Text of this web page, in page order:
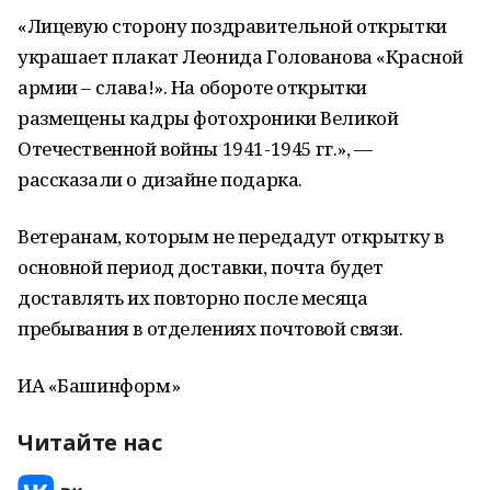
«Лицевую сторону поздравительной открытки
украшает плакат Леонида Голованова «Красной
армии – слава!». На обороте открытки
размещены кадры фотохроники Великой
Отечественной войны 1941-1945 гг.», —
рассказали о дизайне подарка.
Ветеранам, которым не передадут открытку в
основной период доставки, почта будет
доставлять их повторно после месяца
пребывания в отделениях почтовой связи.
ИА «Башинформ»
Читайте нас